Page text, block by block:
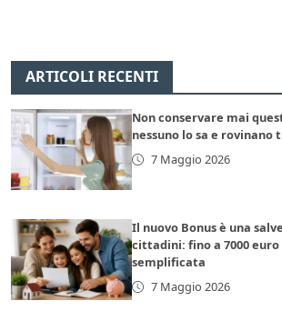
ARTICOLI RECENTI
Non conservare mai
nessuno lo sa e rovinano
7 Maggio 2026
Il nuovo Bonus è una
cittadini: fino a 7000
semplificata
7 Maggio 2026